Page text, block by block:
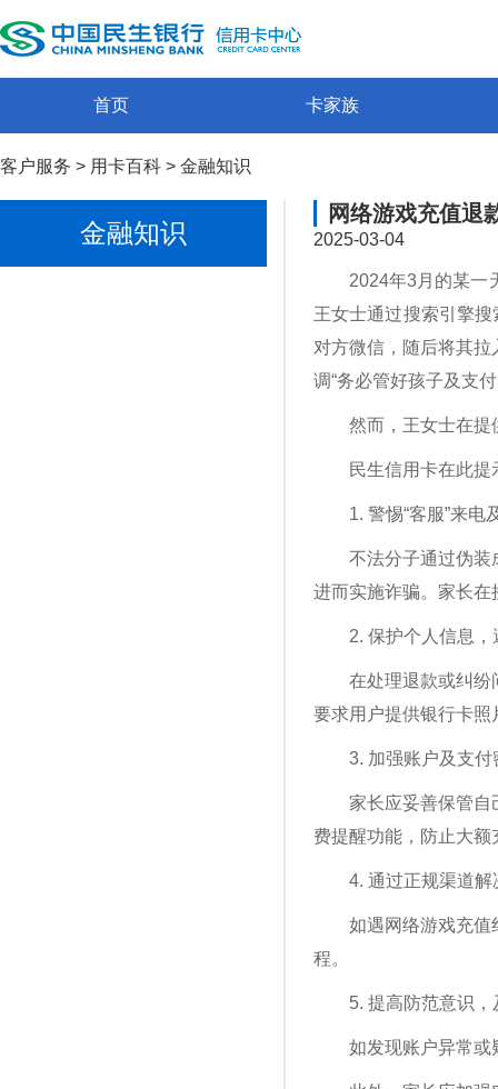
首页 卡家族
客户服务 > 用卡百科 > 金融知识
金融知识
网络游戏充值退
2025-03-04
2024年3月的某一
王女士通过搜索引擎
对方微信，随后将其
调“务必管好孩子及支
然而，王女士在提
民生信用卡在此提
1. 警惕“客服”来电
不法分子通过伪装
进而实施诈骗。家长
2. 保护个人信息
在处理退款或纠纷
要求用户提供银行卡照
3. 加强账户及支付
家长应妥善保管
费提醒功能，防止大
4. 通过正规渠道解
如遇网络游戏充值
程。
5. 提高防范意识，
如发现账户异常或